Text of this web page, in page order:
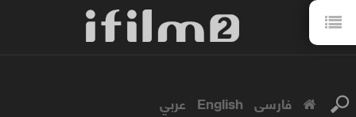
فارسی English عربي